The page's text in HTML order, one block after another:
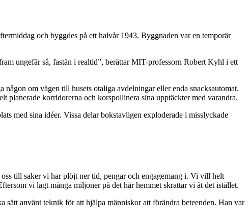
och byggdes på ett halvår 1943. Byggnaden var en temporär
ungefär så, fastän i realtid”, berättar MIT-professorn Robert Kyhl i ett
om vägen till husets otaliga avdelningar eller enda snacksautomat.
planerade korridorerna och korspollinera sina upptäckter med varandra.
med sina idéer. Vissa delar bokstavligen exploderade i misslyckade
till saker vi har plöjt ner tid, pengar och engagemang i. Vi vill helt
vi lagt många miljoner på det här hemmet skrattar vi åt det istället.
använt teknik för att hjälpa människor att förändra beteenden. Han var